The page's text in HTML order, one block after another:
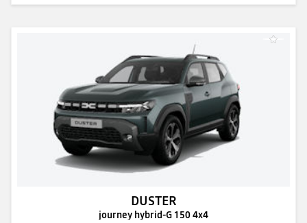
DUSTER
journey hybrid-G 150 4x4